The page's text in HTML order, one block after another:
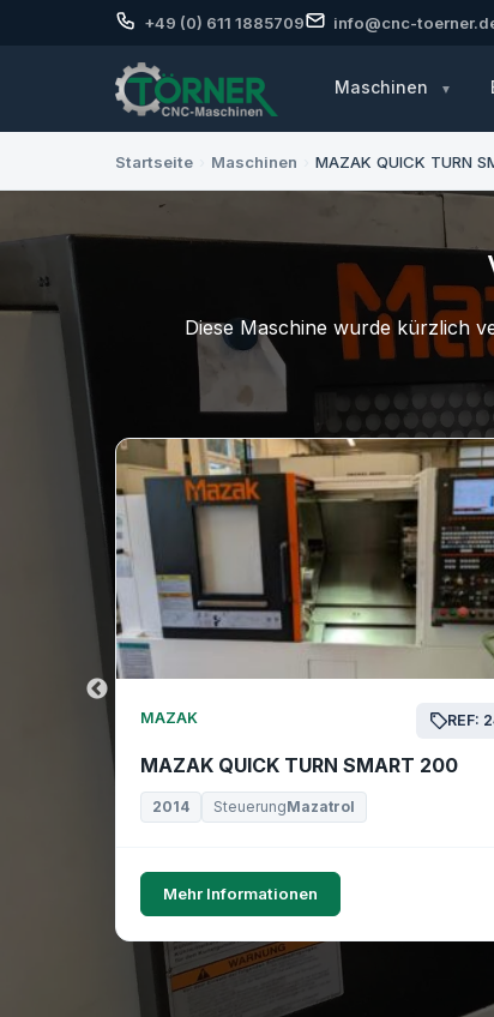
+49 (0) 611 1885709 info@cnc-
Maschinen
Startseite Maschinen MAZAK QUICK TURN
Diese Maschine wurde kürzlich
MAZAK REF:
MAZAK QUICK TURN SMART 200
2014 SteuerungMazatrol
Mehr Informationen